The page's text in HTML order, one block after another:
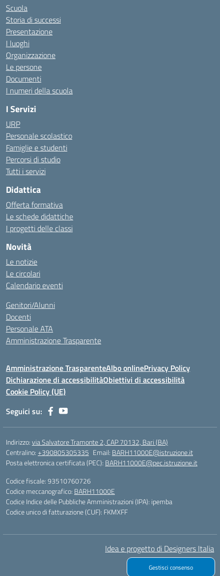
Scuola
Storia di successi
Presentazione
I luoghi
Organizzazione
Le persone
Documenti
I numeri della scuola
I Servizi
URP
Personale scolastico
Famiglie e studenti
Percorsi di studio
Tutti i servizi
Didattica
Offerta formativa
Le schede didattiche
I progetti delle classi
Novità
Le notizie
Le circolari
Calendario eventi
Genitori/Alunni
Docenti
Personale ATA
Amministrazione Trasparente
Amministrazione TrasparenteAlbo onlinePrivacy Policy
Dichiarazione di accessibilitàObiettivi di accessibilità
Cookie Policy (UE)
Seguici su:
Indirizzo:via Salvatore Tramonte 2, CAP 70132, Bari (BA)
Centralino:+390805305335 Email: BARH11000E@istruzione.it
Posta elettronica certificata (PEC): BARH11000E@pec.istruzione.it
Codice fiscale: 93510760726
Codice meccanografico: BARH11000E
Codice Indice delle Pubbliche Amministrazioni (IPA): ipemba
Codice unico di fatturazione (CUF): FKMXFF
Idea e progetto di Designers Italia
Gestisci consenso